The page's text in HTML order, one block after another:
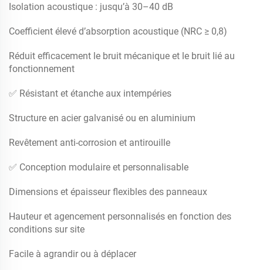
Isolation acoustique : jusqu’à 30–40 dB
Coefficient élevé d’absorption acoustique (NRC ≥ 0,8)
Réduit efficacement le bruit mécanique et le bruit lié au
fonctionnement
✅ Résistant et étanche aux intempéries
Structure en acier galvanisé ou en aluminium
Revêtement anti-corrosion et antirouille
✅ Conception modulaire et personnalisable
Dimensions et épaisseur flexibles des panneaux
Hauteur et agencement personnalisés en fonction des
conditions sur site
Facile à agrandir ou à déplacer